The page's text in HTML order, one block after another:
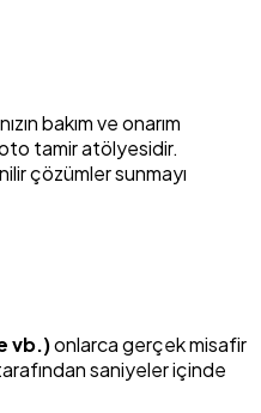
bakım ve onarım
tamir atölyesidir.
çözümler sunmayı
vb.)onlarca gerçek misafir
saniyeler içinde